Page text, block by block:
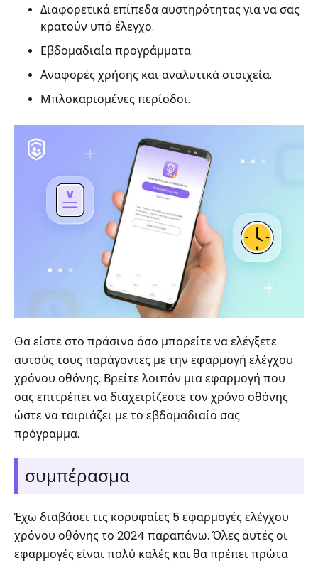
Διαφορετικά επίπεδα αυστηρότητας για να σας
κρατούν υπό έλεγχο.
Εβδομαδιαία προγράμματα.
Αναφορές χρήσης και αναλυτικά στοιχεία.
Μπλοκαρισμένες περίοδοι.
Θα είστε στο πράσινο όσο μπορείτε να ελέγξετε
αυτούς τους παράγοντες με την εφαρμογή ελέγχου
χρόνου οθόνης. Βρείτε λοιπόν μια εφαρμογή που
σας επιτρέπει να διαχειρίζεστε τον χρόνο οθόνης
ώστε να ταιριάζει με το εβδομαδιαίο σας
πρόγραμμα.
συμπέρασμα
Έχω διαβάσει τις κορυφαίες 5 εφαρμογές ελέγχου
χρόνου οθόνης το 2024 παραπάνω. Όλες αυτές οι
εφαρμογές είναι πολύ καλές και θα πρέπει πρώτα